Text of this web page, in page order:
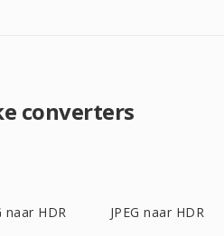
converters
naar HDR JPEG naar HDR